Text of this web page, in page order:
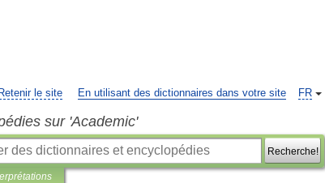
FR
Retenir le site En utilisant des dictionnaires dans votre site
sur 'Academic'
Recherche!